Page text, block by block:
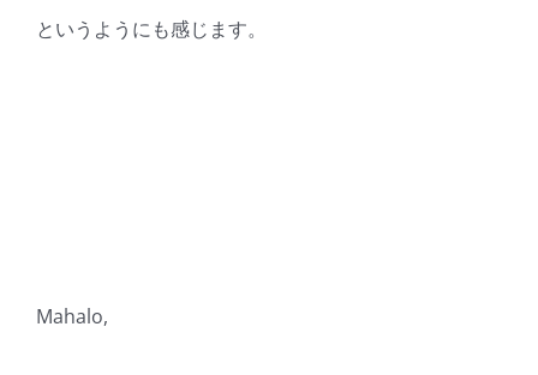
というようにも感じます。
Mahalo,